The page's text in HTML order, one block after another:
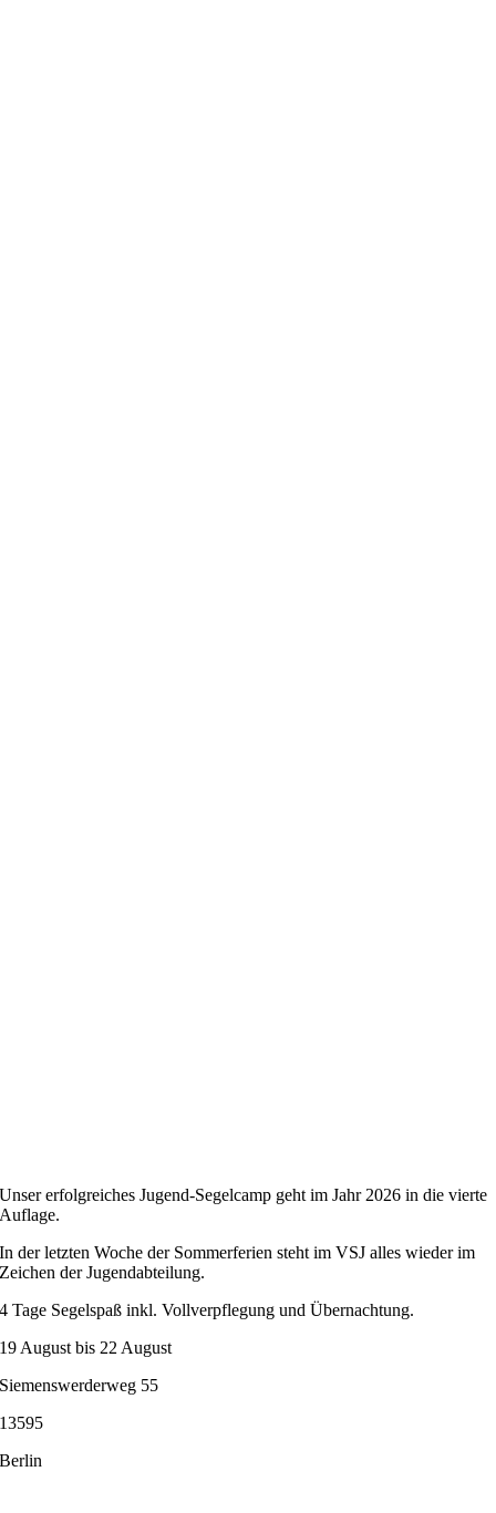
Unser erfolgreiches Jugend-Segelcamp geht im Jahr 2026 in die vierte
Auflage.
In der letzten Woche der Sommerferien steht im VSJ alles wieder im
Zeichen der Jugendabteilung.
4 Tage Segelspaß inkl. Vollverpflegung und Übernachtung.
19 August bis 22 August
Siemenswerderweg 55
13595
Berlin